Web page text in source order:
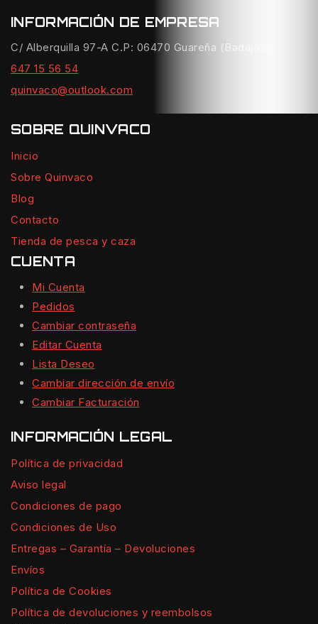
INFORMACIÓN DE EMPRESA
C/ Alberquilla 97-A C.P: 06470 Guareña (Badajoz)
647 15 56 54
quinvaco@outlook.com
SOBRE QUINVACO
Inicio
Sobre Quinvaco
Blog
Contacto
Tienda de pesca y caza
CUENTA
Mi Cuenta
Pedidos
Cambiar contraseña
Editar Cuenta
Lista Deseo
Cambiar dirección de envío
Cambiar Facturación
INFORMACIÓN LEGAL
Política de privacidad
Aviso legal
Condiciones de pago
Condiciones de Uso
Entregas – Garantía – Devoluciones
Envíos
Política de Cookies
Política de devoluciones y reembolsos